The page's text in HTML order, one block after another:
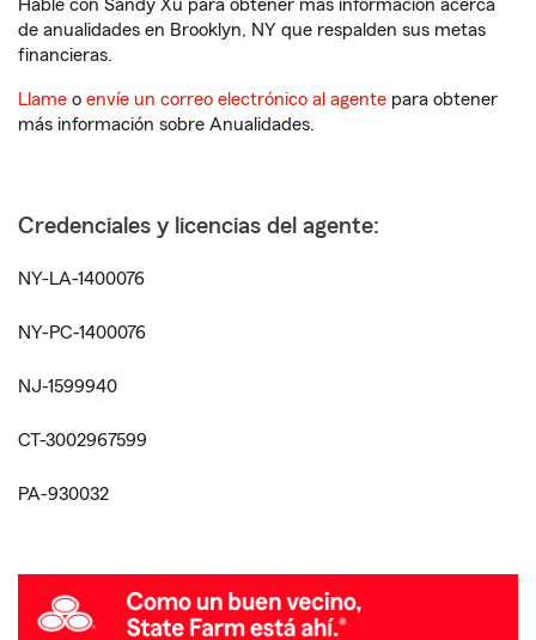
Hable con Sandy Xu para obtener más información acerca
de anualidades en Brooklyn, NY que respalden sus metas
financieras.
Llame o envíe un correo electrónico al agente para obtener
más información sobre Anualidades.
Credenciales y licencias del agente:
NY-LA-1400076
NY-PC-1400076
NJ-1599940
CT-3002967599
PA-930032